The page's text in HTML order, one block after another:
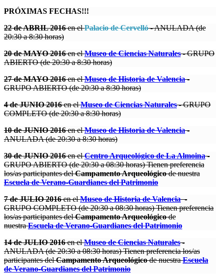
PRÓXIMAS FECHAS!!!
22 de ABRIL 2016en elPalacio de Cervelló - ANULADA (de
20:30 a 8:30 horas)
20 de MAYO 2016en elMuseo de Ciencias Naturales - GRUPO
ABIERTO (de 20:30 a 8:30 horas)
27 de MAYO 2016en elMuseo de Historia de Valencia -
GRUPO ABIERTO (de 20:30 a 8:30 horas)
4 de JUNIO 2016en elMuseo de Ciencias Naturales - GRUPO
COMPLETO (de 20:30 a 8:30 horas)
10 de JUNIO 2016en elMuseo de Historia de Valencia -
ANULADA (de 20:30 a 8:30 horas)
30 de JUNIO 2016en elCentro Arqueológico de La Almoina-
GRUPO ABIERTO (de 20:30 a 08:30 horas) Tienen preferencia
los/as participantes delCampamento Arqueológicode nuestra
Escuela de Verano-Guardianes del Patrimonio
7 de JULIO 2016en elMuseo de Historia de Valencia -
GRUPO COMPLETO (de 20:30 a 08:30 horas) Tienen preferencia
los/as participantes delCampamento Arqueológicode
nuestraEscuela de Verano-Guardianes del Patrimonio
14 de JULIO 2016en elMuseo de Ciencias Naturales-
ANULADA (de 20:30 a 08:30 horas) Tienen preferencia los/as
participantes delCampamento Arqueológicode nuestraEscuela
de Verano-Guardianes del Patrimonio